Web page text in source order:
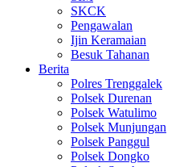
SKCK
Pengawalan
Ijin Keramaian
Besuk Tahanan
Berita
Polres Trenggalek
Polsek Durenan
Polsek Watulimo
Polsek Munjungan
Polsek Panggul
Polsek Dongko